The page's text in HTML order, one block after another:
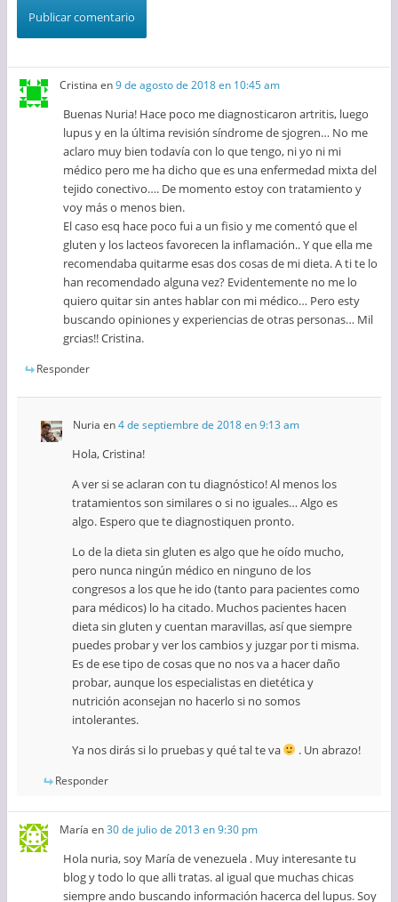
Cristina en9 de agosto de 2018 en 10:45 am
Buenas Nuria! Hace poco me diagnosticaron artritis, luego
lupus y en la última revisión síndrome de sjogren… No me
aclaro muy bien todavía con lo que tengo, ni yo ni mi
médico pero me ha dicho que es una enfermedad mixta del
tejido conectivo…. De momento estoy con tratamiento y
voy más o menos bien.
El caso esq hace poco fui a un fisio y me comentó que el
gluten y los lacteos favorecen la inflamación.. Y que ella me
recomendaba quitarme esas dos cosas de mi dieta. A ti te lo
han recomendado alguna vez? Evidentemente no me lo
quiero quitar sin antes hablar con mi médico… Pero esty
buscando opiniones y experiencias de otras personas… Mil
grcias!! Cristina.
Responder
Nuria en4 de septiembre de 2018 en 9:13 am
Hola, Cristina!
A ver si se aclaran con tu diagnóstico! Al menos los
tratamientos son similares o si no iguales… Algo es
algo. Espero que te diagnostiquen pronto.
Lo de la dieta sin gluten es algo que he oído mucho,
pero nunca ningún médico en ninguno de los
congresos a los que he ido (tanto para pacientes como
para médicos) lo ha citado. Muchos pacientes hacen
dieta sin gluten y cuentan maravillas, así que siempre
puedes probar y ver los cambios y juzgar por ti misma.
Es de ese tipo de cosas que no nos va a hacer daño
probar, aunque los especialistas en dietética y
nutrición aconsejan no hacerlo si no somos
intolerantes.
Ya nos dirás si lo pruebas y qué tal te va
. Un abrazo!
Responder
María en30 de julio de 2013 en 9:30 pm
Hola nuria, soy María de venezuela . Muy interesante tu
blog y todo lo que alli tratas. al igual que muchas chicas
siempre ando buscando información hacerca del lupus. Soy